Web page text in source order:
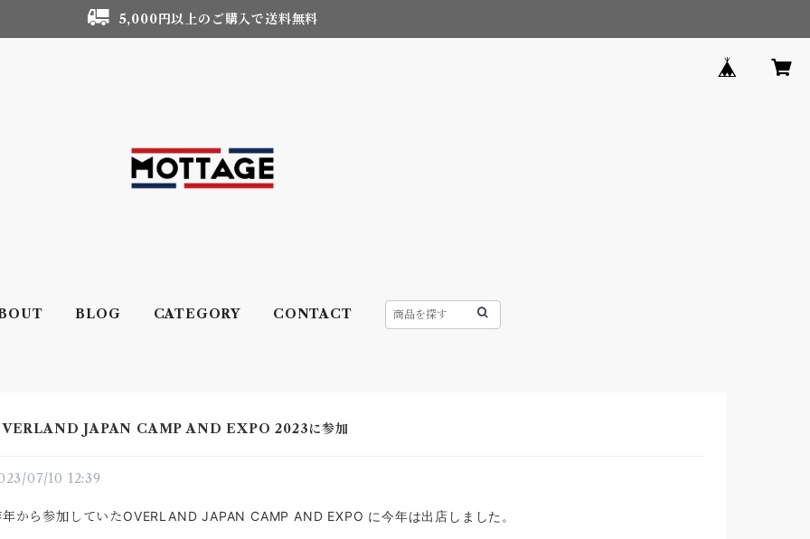
5,000円以上のご購入で送料無料
BLOG CATEGORY CONTACT
JAPAN CAMP AND EXPO 2023に参加
07/10 12:39
から参加していたOVERLAND JAPAN CAMP AND EXPO に今年は出店しました。